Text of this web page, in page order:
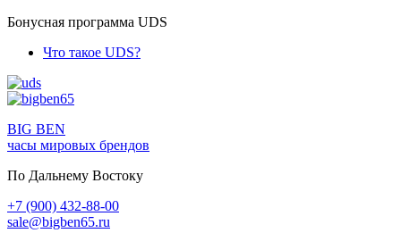
Бонусная программа UDS
Что такое UDS?
BIG BEN
часы мировых брендов
По Дальнему Востоку
+7 (900) 432-88-00
sale@bigben65.ru